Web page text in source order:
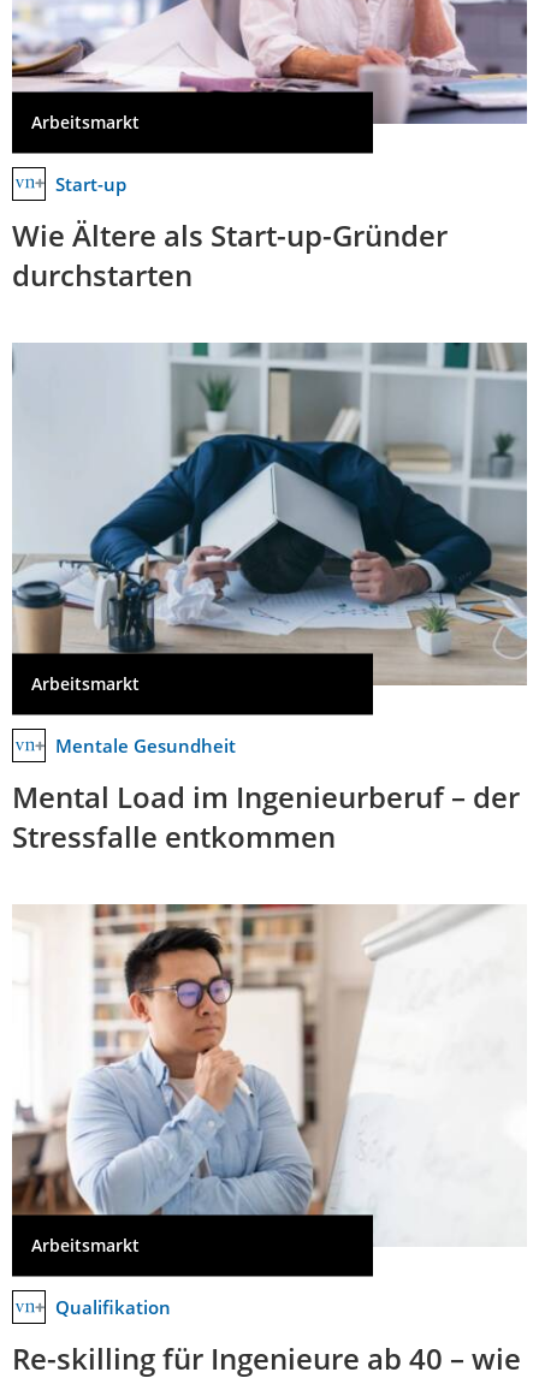
Arbeitsmarkt
Start-up
Wie Ältere als Start-up-Gründer
durchstarten
Arbeitsmarkt
Mentale Gesundheit
Mental Load im Ingenieurberuf – der
Stressfalle entkommen
Arbeitsmarkt
Qualifikation
Re-skilling für Ingenieure ab 40 – wie